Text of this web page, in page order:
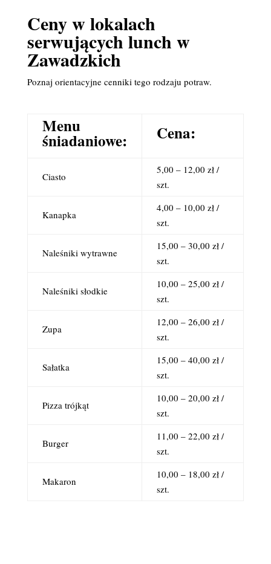
Ceny w lokalach
serwujących lunch w
Zawadzkich
Poznaj orientacyjne cenniki tego rodzaju potraw.
Menu
śniadaniowe: Cena:
Ciasto
5,00 – 12,00 zł /
szt.
Kanapka
4,00 – 10,00 zł /
szt.
Naleśniki wytrawne
15,00 – 30,00 zł /
szt.
Naleśniki słodkie
10,00 – 25,00 zł /
szt.
Zupa
12,00 – 26,00 zł /
szt.
Sałatka
15,00 – 40,00 zł /
szt.
Pizza trójkąt
10,00 – 20,00 zł /
szt.
Burger
11,00 – 22,00 zł /
szt.
Makaron
10,00 – 18,00 zł /
szt.